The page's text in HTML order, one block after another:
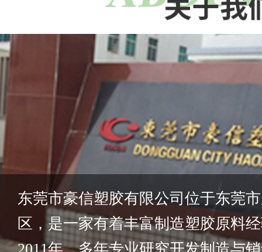
东莞市豪信塑胶有限公司位于东莞
区，是一家有着丰富制造塑胶原料